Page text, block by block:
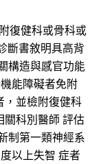
復健科或骨科或
斷書敘明具高背
構造與感官功能
能障礙者免附
，並檢附復健科
關科別醫師 評估
制第一類神經系
以上失智 症者